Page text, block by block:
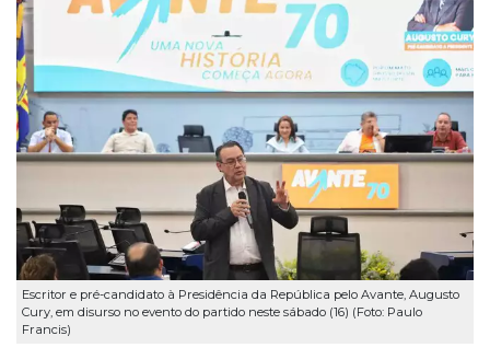
Escritor e pré-candidato à Presidência da República pelo Avante, Augusto
Cury, em disurso no evento do partido neste sábado (16) (Foto: Paulo
Francis)